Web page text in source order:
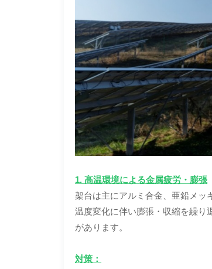
1. 高温環境による金属疲労・膨張
架台は主にアルミ合金、亜鉛メッ
温度変化に伴い膨張・収縮を繰り
があります。
対策：